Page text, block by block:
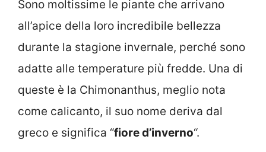
Sono moltissime le piante che arrivano
all’apice della loro incredibile bellezza
durante la stagione invernale, perché sono
adatte alle temperature più fredde. Una di
queste è la Chimonanthus, meglio nota
come calicanto, il suo nome deriva dal
greco e significa “fiore d’inverno“.